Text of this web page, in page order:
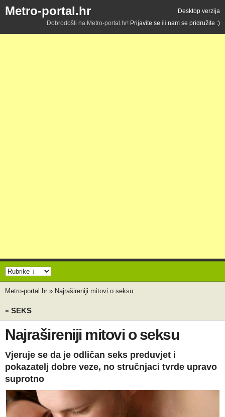
Metro-portal.hr
Desktop verzija
Dobrodošli na Metro-portal.hr! Prijavite se ili nam se pridružite :)
Metro-portal.hr » Najrašireniji mitovi o seksu
« SEKS
Najrašireniji mitovi o seksu
Vjeruje se da je odličan seks preduvjet i
pokazatelj dobre veze, no stručnjaci tvrde upravo
suprotno